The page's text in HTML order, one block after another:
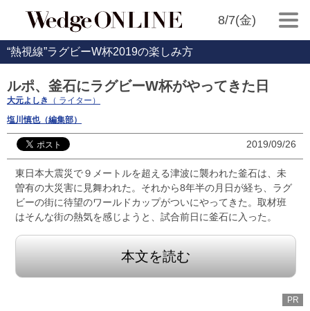
8/7(金)
“熱視線”ラグビーW杯2019の楽しみ方
ルポ、釜石にラグビーW杯がやってきた日
大元よしき
（ ライター）
塩川慎也（編集部）
2019/09/26
東日本大震災で９メートルを超える津波に襲われた釜石は、未
曽有の大災害に見舞われた。それから8年半の月日が経ち、ラグ
ビーの街に待望のワールドカップがついにやってきた。取材班
はそんな街の熱気を感じようと、試合前日に釜石に入った。
本文を読む
PR